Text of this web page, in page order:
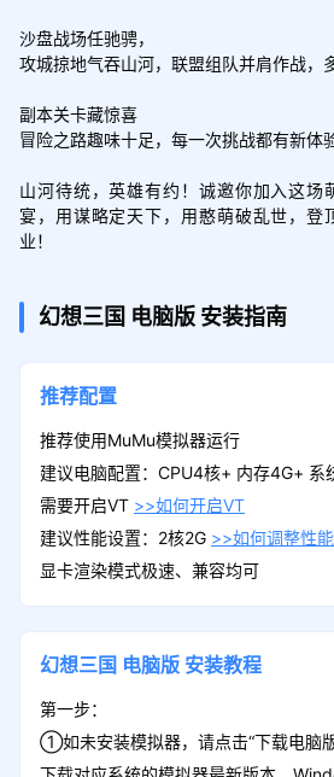
沙盘战场任驰骋，
攻城掠地气吞山河，联盟组队并肩作战，
副本关卡藏惊喜
冒险之路趣味十足，每一次挑战都有新体
山河待统，英雄有约！诚邀你加入这场
宴，用谋略定天下，用憨萌破乱世，登
业！
幻想三国 电脑版 安装指南
推荐配置
推荐使用MuMu模拟器运行
建议电脑配置：CPU4核+ 内存4G+
需要开启VT >>如何开启VT
建议性能设置：2核2G >>如何调整性
显卡渲染模式极速、兼容均可
幻想三国 电脑版 安装教程
第一步：
①如未安装模拟器，请点击“下载电脑